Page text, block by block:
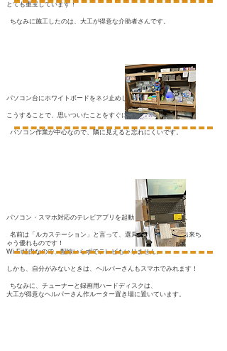
とても重宝しています！
ちなみに施工したのは、大工が得意な介助者さんです。
パソコン台にホワイトボードをネジ止めしました。
こうすることで、思いついたことをすぐに書き留めておけます！
パソコン作業が中心なので、隣に見えると忘れにくいです。
パソコン・スマホ対応のテレビアプリを起動している様子です。
名前は「ルカステーション」と言って、選局・録画が自分で出来ち
ゃう優れものです！
Wi-Fi経由なので、配線いらずでテレビもいりません。
しかも、自分がみないときは、ヘルパーさんもスマホでみれます！
ちなみに、チューナーと録画用ハードディスクは、
大工が得意なヘルパーさん作ルーター置き場に置いています。